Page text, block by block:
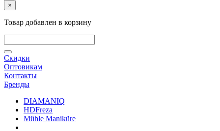
×
Товар добавлен в корзину
Скидки
Оптовикам
Контакты
Бренды
DIAMANIQ
HDFreza
Mühle Maniküre